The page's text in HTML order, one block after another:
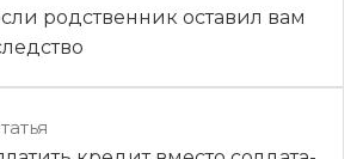
родственник оставил вам